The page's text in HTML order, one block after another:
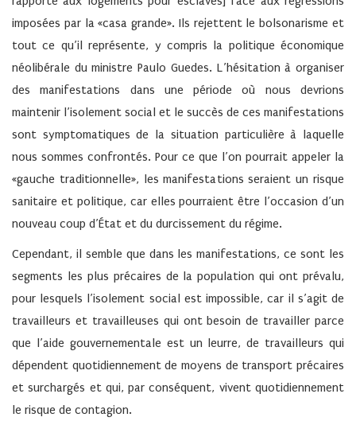
imposées par la «casa grande». Ils rejettent le bolsonarisme et
tout ce qu’il représente, y compris la politique économique
néolibérale du ministre Paulo Guedes. L’hésitation à organiser
des manifestations dans une période où nous devrions
maintenir l’isolement social et le succès de ces manifestations
sont symptomatiques de la situation particulière à laquelle
nous sommes confrontés. Pour ce que l’on pourrait appeler la
«gauche traditionnelle», les manifestations seraient un risque
sanitaire et politique, car elles pourraient être l’occasion d’un
nouveau coup d’État et du durcissement du régime.
Cependant, il semble que dans les manifestations, ce sont les
segments les plus précaires de la population qui ont prévalu,
pour lesquels l’isolement social est impossible, car il s’agit de
travailleurs et travailleuses qui ont besoin de travailler parce
que l’aide gouvernementale est un leurre, de travailleurs qui
dépendent quotidiennement de moyens de transport précaires
et surchargés et qui, par conséquent, vivent quotidiennement
le risque de contagion.